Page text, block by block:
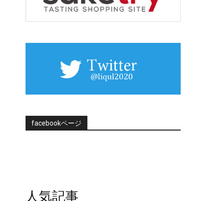
facebookページ
人気記事